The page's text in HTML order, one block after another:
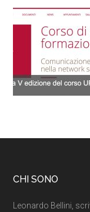
CHI SONO
Leonardo Bellini,